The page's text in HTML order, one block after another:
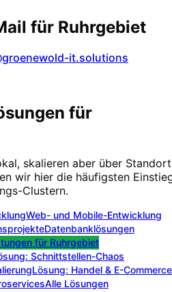
für Ruhrgebiet
it.solutions
für
skalieren aber über
wir hier die häufigsten
Clustern.
Web- und Mobile-Entwicklung
Datenbanklösungen
für Ruhrgebiet
Schnittstellen-Chaos
Lösung: Handel & E-Commerce
Alle Lösungen